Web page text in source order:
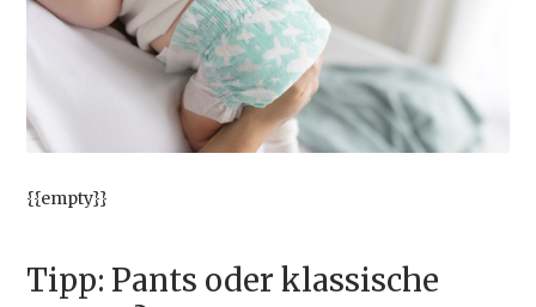
{{empty}}
Tipp: Pants oder klassische